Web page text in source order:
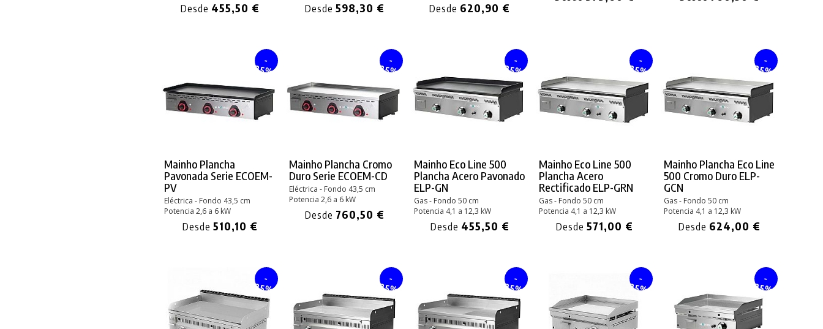
Desde 455,50 € Desde 598,30 € Desde 620,90 €
-
25%
Mainho Plancha
Pavonada Serie ECOEM-
PV
Eléctrica - Fondo 43,5 cm
Potencia 2,6 a 6 kW
Desde 510,10 €
-
25%
Mainho Plancha Cromo
Duro Serie ECOEM-CD
Eléctrica - Fondo 43,5 cm
Potencia 2,6 a 6 kW
Desde 760,50 €
-
25%
Mainho Eco Line 500
Plancha Acero Pavonado
ELP-GN
Gas - Fondo 50 cm
Potencia 4,1 a 12,3 kW
Desde 455,50 €
-
25%
Mainho Eco Line 500
Plancha Acero
Rectificado ELP-GRN
Gas - Fondo 50 cm
Potencia 4,1 a 12,3 kW
Desde 571,00 €
-
25%
Mainho Plancha Eco Line
500 Cromo Duro ELP-
GCN
Gas - Fondo 50 cm
Potencia 4,1 a 12,3 kW
Desde 624,00 €
-
25%
-
25%
-
25%
-
25%
-
25%